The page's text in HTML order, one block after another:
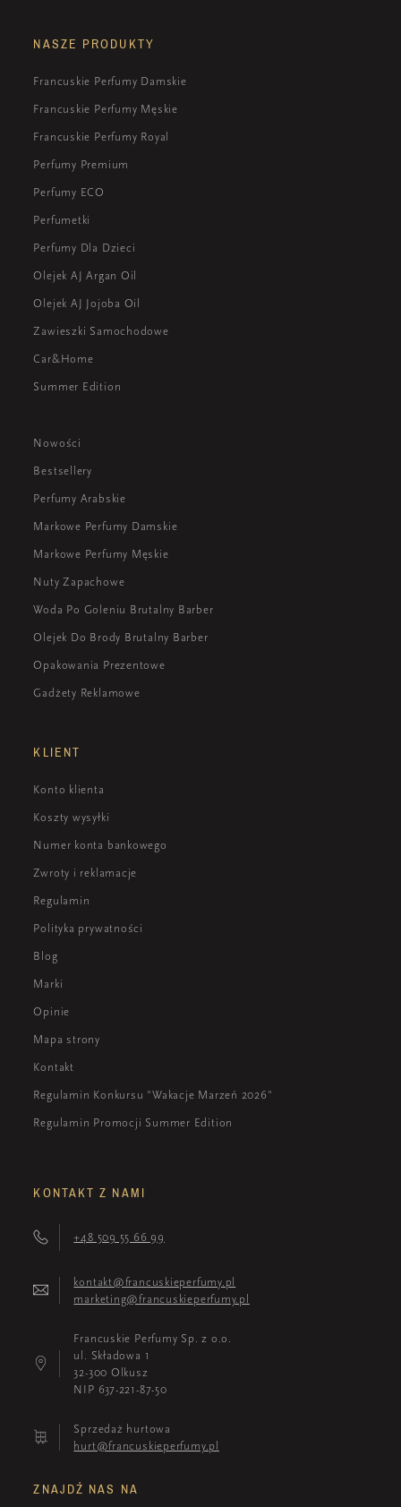
NASZE PRODUKTY
Francuskie Perfumy Damskie
Francuskie Perfumy Męskie
Francuskie Perfumy Royal
Perfumy Premium
Perfumy ECO
Perfumetki
Perfumy Dla Dzieci
Olejek AJ Argan Oil
Olejek AJ Jojoba Oil
Zawieszki Samochodowe
Car&Home
Summer Edition
Nowości
Bestsellery
Perfumy Arabskie
Markowe Perfumy Damskie
Markowe Perfumy Męskie
Nuty Zapachowe
Woda Po Goleniu Brutalny Barber
Olejek Do Brody Brutalny Barber
Opakowania Prezentowe
Gadżety Reklamowe
KLIENT
Konto klienta
Koszty wysyłki
Numer konta bankowego
Zwroty i reklamacje
Regulamin
Polityka prywatności
Blog
Marki
Opinie
Mapa strony
Kontakt
Regulamin Konkursu "Wakacje Marzeń 2026"
Regulamin Promocji Summer Edition
KONTAKT Z NAMI
+48 509 55 66 99
kontakt@francuskieperfumy.pl
marketing@francuskieperfumy.pl
Francuskie Perfumy Sp. z o.o.
ul. Składowa 1
32-300 Olkusz
NIP 637-221-87-50
Sprzedaż hurtowa
hurt@francuskieperfumy.pl
ZNAJDŹ NAS NA